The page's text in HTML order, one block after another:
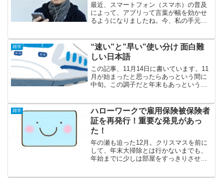
最近、スマートフォン（スマホ）の普及
によって、アプリって言葉が幅を効かせ
るようになりましたね。今、私の手元に
アプリが並んでいます。その代わりに、
最近ちょっ...
雑学
“速い”と”早い”使い分け 面白難
しい日本語
この記事、11月14日に書いています。11
月が始まったと思ったらあっという間に
中旬。この調子だと年末もあっという
け…？どっちだろ？思わず考えちゃいま
すよね。Yahoo知...
雑学
ハローワークで雇用保険被保険者
証を再発行！重要な発見があっ
た！
年の瀬も迫った12月。クリスマスを前に
して、年末大掃除とは行かないまでも、
年始までに少しは部屋をすっきりさせた